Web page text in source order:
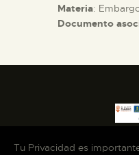
Materia:
Documento
Tu Privacidad es